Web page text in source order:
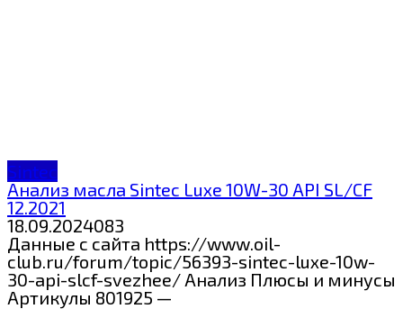
Sintec
Анализ масла Sintec Luxe 10W-30 API SL/CF
12.2021
18.09.2024083
Данные с сайта https://www.oil-
club.ru/forum/topic/56393-sintec-luxe-10w-
30-api-slcf-svezhee/ Анализ Плюсы и минусы
Артикулы 801925 —